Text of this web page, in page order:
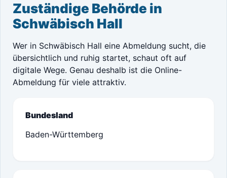
Zuständige Behörde in
Schwäbisch Hall
Wer in Schwäbisch Hall eine Abmeldung sucht, die
übersichtlich und ruhig startet, schaut oft auf
digitale Wege. Genau deshalb ist die Online-
Abmeldung für viele attraktiv.
Bundesland
Baden-Württemberg